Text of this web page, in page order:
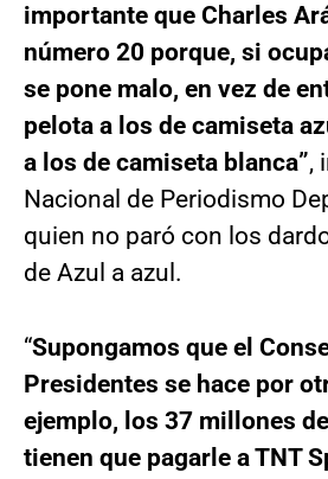
importante que Charles
número 20 porque, si
se pone malo, en vez de
pelota a los de camiseta
a los de camiseta blanca”,
Nacional de Periodismo
quien no paró con los
de Azul a azul.
“Supongamos que el
Presidentes se hace por
ejemplo, los 37 millones
tienen que pagarle a TNT